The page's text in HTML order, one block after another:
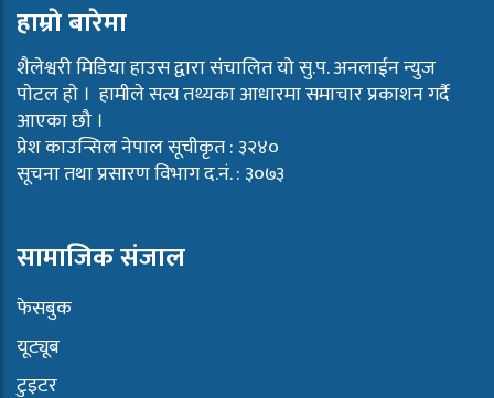
हाम्राे बारेमा
शैलेश्वरी मिडिया हाउस द्वारा संचालित यो सु.प. अनलाईन न्युज
पाेटल हाे । हामीले सत्य तथ्यका आधारमा समाचार प्रकाशन गर्दै
आएका छौ ।
प्रेश काउन्सिल नेपाल सूचीकृत : ३२४०
सूचना तथा प्रसारण विभाग द.नं. : ३०७३
सामाजिक संजाल
फेसबुक
यूट्यूब
टुइटर